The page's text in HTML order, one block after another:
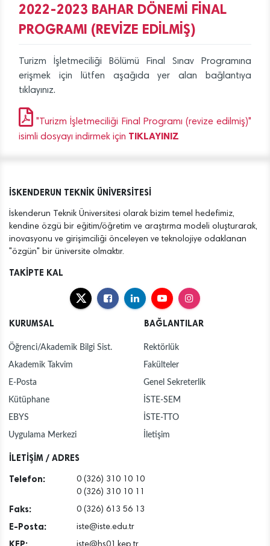
2022-2023 BAHAR DÖNEMİ FİNAL
PROGRAMI (REVİZE EDİLMİŞ)
Turizm İşletmeciliği Bölümü Final Sınav Programına
erişmek için lütfen aşağıda yer alan bağlantıya
tıklayınız.
"Turizm İşletmeciliği Final Programı (revize edilmiş)"
isimli dosyayı indirmek için TIKLAYINIZ
İSKENDERUN TEKNİK ÜNİVERSİTESİ
İskenderun Teknik Üniversitesi olarak bizim temel hedefimiz,
kendine özgü bir eğitim/öğretim ve araştırma modeli oluşturarak,
inovasyonu ve girişimciliği önceleyen ve teknolojiye odaklanan
"özgün" bir üniversite olmaktır.
TAKİPTE KAL
KURUMSAL
Öğrenci/Akademik Bilgi Sist.
Akademik Takvim
E-Posta
Kütüphane
EBYS
Uygulama Merkezi
BAĞLANTILAR
Rektörlük
Fakülteler
Genel Sekreterlik
İSTE-SEM
İSTE-TTO
İletişim
İLETİŞİM / ADRES
Telefon:
0 (326) 310 10 10
0 (326) 310 10 11
Faks: 0 (326) 613 56 13
E-Posta: iste@iste.edu.tr